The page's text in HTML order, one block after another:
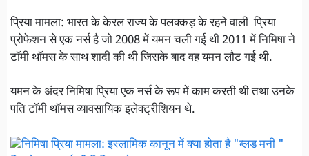
प्रिया मामला: भारत के केरल राज्य के पलक्कड़ के रहने वाली प्रिया
प्रोफेशन से एक नर्स है जो 2008 में यमन चली गई थी 2011 में निमिषा ने
टॉमी थॉमस के साथ शादी की थी जिसके बाद वह यमन लौट गई थी.
यमन के अंदर निमिषा प्रिया एक नर्स के रूप में काम करती थी तथा उनके
पति टॉमी थॉमस व्यावसायिक इलेक्ट्रीशियन थे.